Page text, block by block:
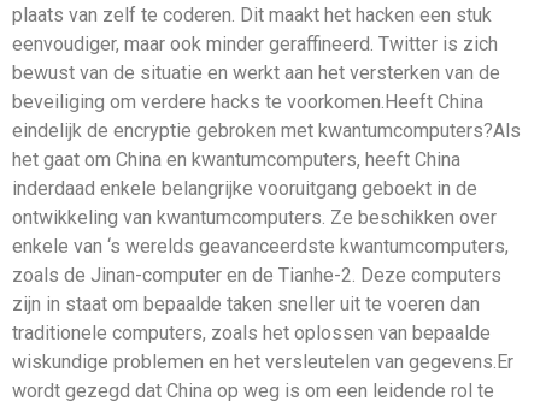
plaats van zelf te coderen. Dit maakt het hacken een stuk
eenvoudiger, maar ook minder geraffineerd. Twitter is zich
bewust van de situatie en werkt aan het versterken van de
beveiliging om verdere hacks te voorkomen.Heeft China
eindelijk de encryptie gebroken met kwantumcomputers?Als
het gaat om China en kwantumcomputers, heeft China
inderdaad enkele belangrijke vooruitgang geboekt in de
ontwikkeling van kwantumcomputers. Ze beschikken over
enkele van ‘s werelds geavanceerdste kwantumcomputers,
zoals de Jinan-computer en de Tianhe-2. Deze computers
zijn in staat om bepaalde taken sneller uit te voeren dan
traditionele computers, zoals het oplossen van bepaalde
wiskundige problemen en het versleutelen van gegevens.Er
wordt gezegd dat China op weg is om een ​​leidende rol te